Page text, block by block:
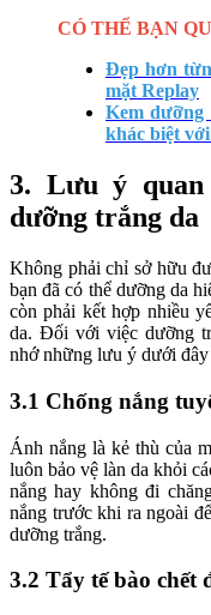
CÓ THỂ BẠN
Đẹp hơn
mặt Replay
Kem dưỡng
khác biệt
3. Lưu ý
dưỡng trắng da
Không phải chỉ sở hữu
bạn đã có thể dưỡng da
còn phải kết hợp nhiều
da. Đối với việc dưỡng
nhớ những lưu ý dưới
3.1 Chống nắng
Ánh nắng là kẻ thù của
luôn bảo vệ làn da khỏi
nắng hay không đi
nắng trước khi ra ngoài
dưỡng trắng.
3.2 Tẩy tế bào chết